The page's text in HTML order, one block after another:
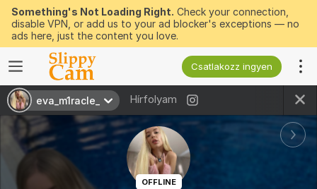
Something's Not Loading Right. Check your connection,
disable VPN, or add us to your ad blocker's exceptions — no
ads here, just the content you love.
Csatlakozz ingyen
eva_m1racle_ Hírfolyam
OFFLINE